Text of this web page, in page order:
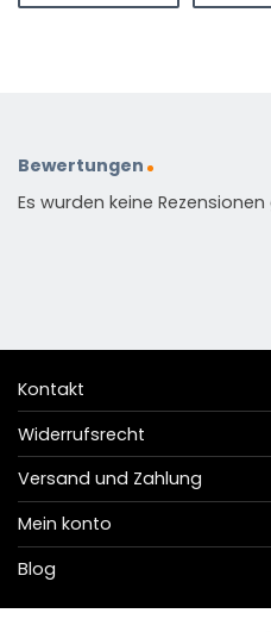
Bewertungen
Es wurden keine
Kontakt
Widerrufsrecht
Versand und Zahlung
Mein konto
Blog